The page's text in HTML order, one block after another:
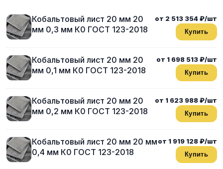
Кобальтовый лист 20 мм 20
мм 0,3 мм К0 ГОСТ 123-2018
от 2 513 354 ₽/шт
Купить
Кобальтовый лист 20 мм 20
мм 0,1 мм К0 ГОСТ 123-2018
от 1 698 513 ₽/шт
Купить
Кобальтовый лист 20 мм 20
мм 0,2 мм К0 ГОСТ 123-2018
от 1 623 988 ₽/шт
Купить
Кобальтовый лист 20 мм 20 мм
0,4 мм К0 ГОСТ 123-2018
от 1 919 128 ₽/шт
Купить